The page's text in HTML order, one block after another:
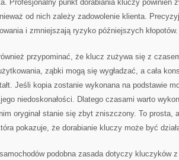
Profesjonalny punkt dorabiania kluczy powinien
od nich zależy zadowolenie klienta.
i zmniejszają ryzyko późniejszych kłopotów.
przypominać, że klucz zużywa się z
ząbki mogą się wygładzać, a cała
Jeśli kopia zostanie wykonana na podstawie
niedoskonałości. Dlatego czasami warto
oryginał stanie się zbyt zniszczony. To prosta,
pokazuje, że dorabianie kluczy może być
podobna zasada dotyczy kluczyków